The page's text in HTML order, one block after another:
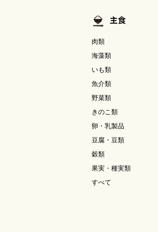
主食
肉類
海藻類
いも類
魚介類
野菜類
きのこ類
卵・乳製品
豆腐・豆類
穀類
果実・種実類
すべて